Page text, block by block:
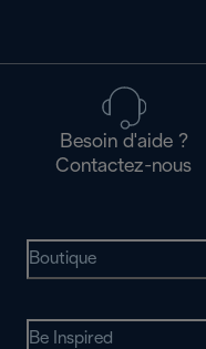
Besoin d'aide ?
Contactez-nous
Boutique
Be Inspired